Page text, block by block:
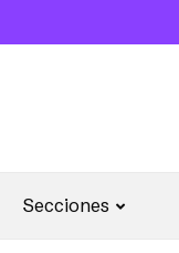
Secciones